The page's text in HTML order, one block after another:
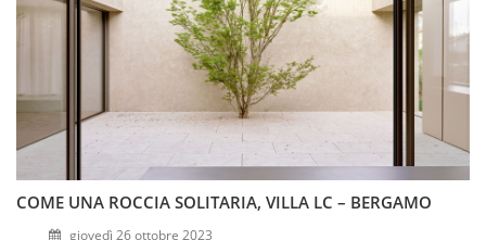
COME UNA ROCCIA SOLITARIA, VILLA LC – BERGAMO
giovedì 26 ottobre 2023